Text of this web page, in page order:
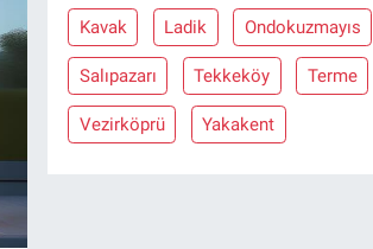
Kavak Ladik Ondokuzmayıs
Salıpazarı Tekkeköy Terme
Vezirköprü Yakakent